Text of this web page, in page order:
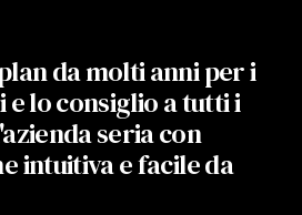
da molti anni per i
lo consiglio a tutti i
seria con
intuitiva e facile da